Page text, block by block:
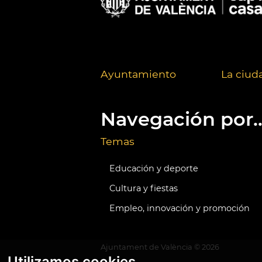
Ayuntamiento La
Navegación
Temas
Educación y deporte
Cultura y fiestas
Empleo, innovación y promoción
Ajuntament de València © 2026